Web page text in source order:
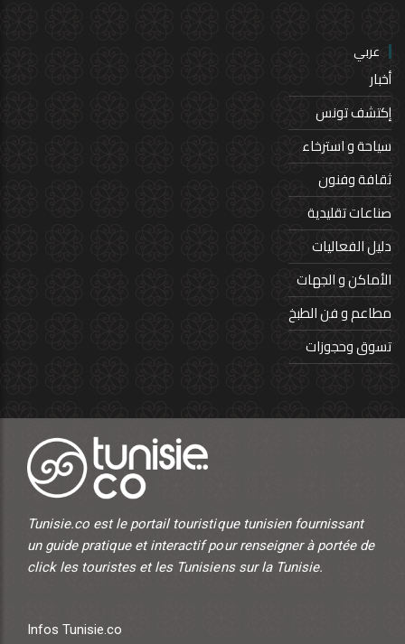
عربي
أخبار
إكتشف تونس
سياحة و استرخاء
ثقافة وفنون
صناعات تقليدية
دليل الفعاليات
الأماكن و الجهات
مطاعم و فن الطبخ
تسوق وحجوزات
Tunisie.co est le portail touristique tunisien fournissant
un guide pratique et interactif pour renseigner à portée de
click les touristes et les Tunisiens sur la Tunisie.
Infos Tunisie.co